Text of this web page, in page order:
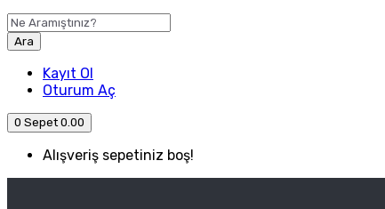
Ara
Kayıt Ol
Oturum Aç
0 Sepet 0.00
Alışveriş sepetiniz boş!